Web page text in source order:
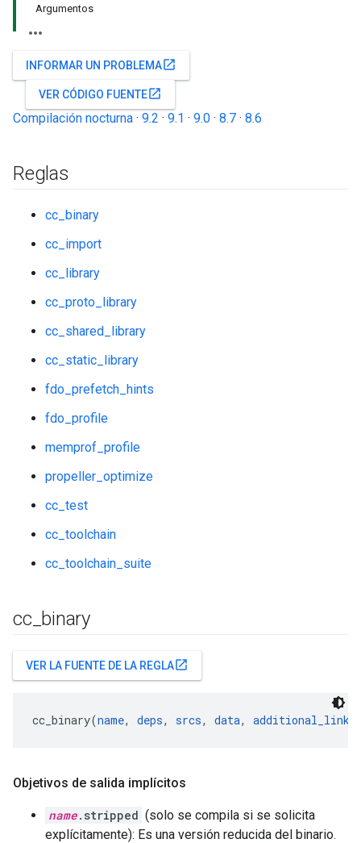
Argumentos
INFORMAR UN PROBLEMAopen_in_new
VER CÓDIGO FUENTEopen_in_new
Compilación nocturna · 9.2 · 9.1 · 9.0 · 8.7 · 8.6
Reglas
cc_binary
cc_import
cc_library
cc_proto_library
cc_shared_library
cc_static_library
fdo_prefetch_hints
fdo_profile
memprof_profile
propeller_optimize
cc_test
cc_toolchain
cc_toolchain_suite
cc binary
VER LA FUENTE DE LA REGLAopen_in_new
cc_binary(name, deps, srcs, data,
Objetivos de salida implícitos
name.stripped (solo se compila si se solicita
explícitamente): Es una versión reducida del binario.